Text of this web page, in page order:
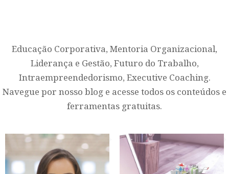
Educação Corporativa, Mentoria Organizacional,
Liderança e Gestão, Futuro do Trabalho,
Intraempreendedorismo, Executive Coaching.
Navegue por nosso blog e acesse todos os conteúdos e
ferramentas gratuitas.